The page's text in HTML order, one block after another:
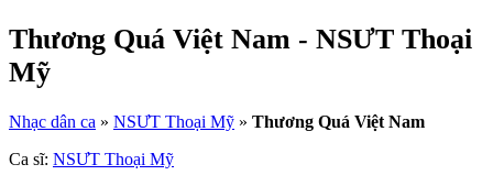
Thương Quá Việt Nam - NSƯT Thoại
Mỹ
Nhạc dân ca » NSƯT Thoại Mỹ » Thương Quá Việt Nam
Ca sĩ: NSƯT Thoại Mỹ